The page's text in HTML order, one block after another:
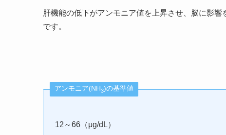
肝機能の低下がアンモニア値を上昇させ、脳に影
です。
アンモニア(NH3)の基準値
12～66（μg/dL）